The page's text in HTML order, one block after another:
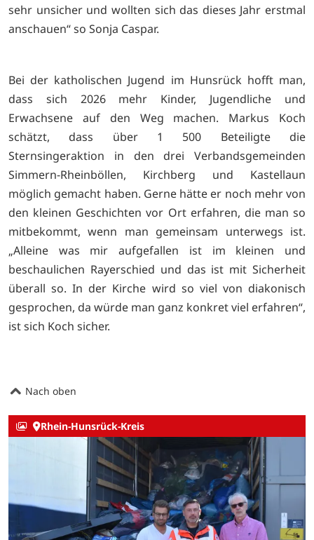
sehr unsicher und wollten sich das dieses Jahr erstmal
anschauen“ so Sonja Caspar.
Bei der katholischen Jugend im Hunsrück hofft man,
dass sich 2026 mehr Kinder, Jugendliche und
Erwachsene auf den Weg machen. Markus Koch
schätzt, dass über 1 500 Beteiligte die
Sternsingeraktion in den drei Verbandsgemeinden
Simmern-Rheinböllen, Kirchberg und Kastellaun
möglich gemacht haben. Gerne hätte er noch mehr von
den kleinen Geschichten vor Ort erfahren, die man so
mitbekommt, wenn man gemeinsam unterwegs ist.
„Alleine was mir aufgefallen ist im kleinen und
beschaulichen Rayerschied und das ist mit Sicherheit
überall so. In der Kirche wird so viel von diakonisch
gesprochen, da würde man ganz konkret viel erfahren“,
ist sich Koch sicher.
Nach oben
Rhein-Hunsrück-Kreis